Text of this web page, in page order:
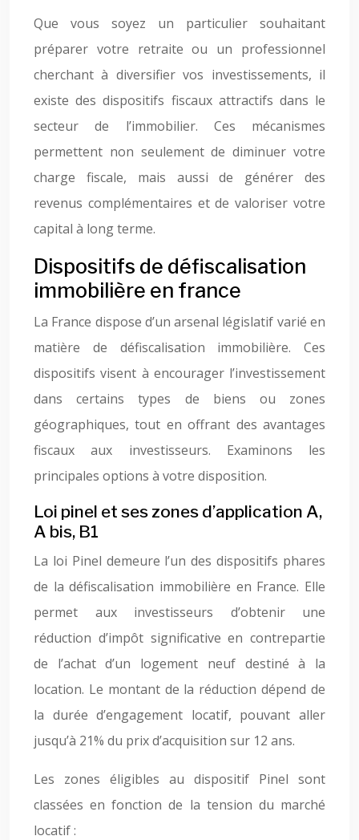
Que vous soyez un particulier souhaitant
préparer votre retraite ou un professionnel
cherchant à diversifier vos investissements, il
existe des dispositifs fiscaux attractifs dans le
secteur de l’immobilier. Ces mécanismes
permettent non seulement de diminuer votre
charge fiscale, mais aussi de générer des
revenus complémentaires et de valoriser votre
capital à long terme.
Dispositifs de défiscalisation
immobilière en france
La France dispose d’un arsenal législatif varié en
matière de défiscalisation immobilière. Ces
dispositifs visent à encourager l’investissement
dans certains types de biens ou zones
géographiques, tout en offrant des avantages
fiscaux aux investisseurs. Examinons les
principales options à votre disposition.
Loi pinel et ses zones d’application A,
A bis, B1
La loi Pinel demeure l’un des dispositifs phares
de la défiscalisation immobilière en France. Elle
permet aux investisseurs d’obtenir une
réduction d’impôt significative en contrepartie
de l’achat d’un logement neuf destiné à la
location. Le montant de la réduction dépend de
la durée d’engagement locatif, pouvant aller
jusqu’à 21% du prix d’acquisition sur 12 ans.
Les zones éligibles au dispositif Pinel sont
classées en fonction de la tension du marché
locatif :